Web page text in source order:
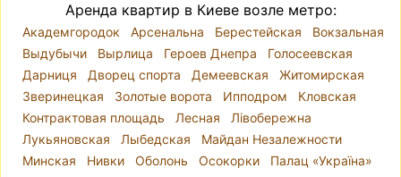
Киев разделён на десять районов. Река Днепр
делит город так, что районы Голосеевский,
Оболонский, Печерский, Подольский,
Святошинский, Соломенский и
Шевченковский находятся на правом берегу, а
Дарницкий, Деснянский и Днепровский — на
левом. Однако при выборе места для аренды
квартиры лучше ориентироваться на
Аренда квартир в Киеве возле метро:
Академгородок Арсенальна Берестейская
Вокзальная
Выдубычи
Вырлица Героев Днепра
Голосеевская
Дарниця
Дворец спорта Демеевская
Житомирская
Зверинецкая
Золотые ворота Ипподром
Кловская
Контрактовая площадь
Лесная
Лівобережна
Лукьяновская
Лыбедская
Майдан Незалежности
Минская
Нивки Оболонь Осокорки
Палац «Україна»